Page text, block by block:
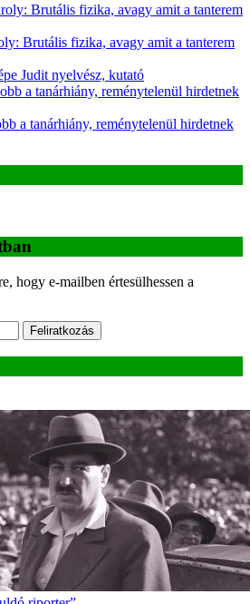
Brutális fizika, avagy amit a tanterem
Brutális fizika, avagy amit a tanterem
Judit nyelvész, kutató
a tanárhiány, reménytelenül hirdetnek
a tanárhiány, reménytelenül hirdetnek
hogy e-mailben értesülhessen a
Feliratkozás